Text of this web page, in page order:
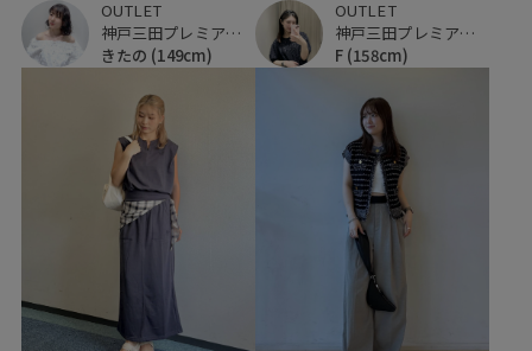
OUTLET
神戸三田プレミアム・アウトレット
きたの (149cm)
OUTLET
神戸三田プレミアム・アウトレット
F (158cm)